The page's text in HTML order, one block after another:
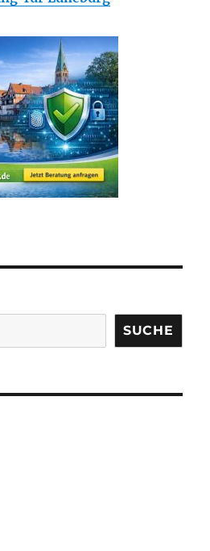
SUCHE